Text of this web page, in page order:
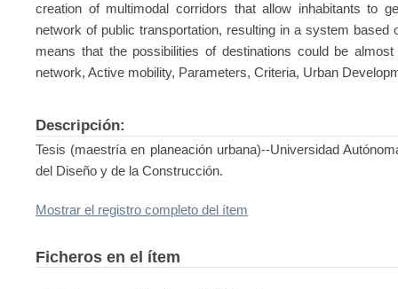
creation of multimodal corridors that allow inhabitants to
network of public transportation, resulting in a system based
means that the possibilities of destinations could be
network, Active mobility, Parameters, Criteria, Urban
Descripción:
Tesis (maestría en planeación urbana)--Universidad
del Diseño y de la Construcción.
Mostrar el registro completo del ítem
Ficheros en el ítem